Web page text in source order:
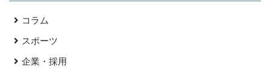
コラム
スポーツ
企業・採用